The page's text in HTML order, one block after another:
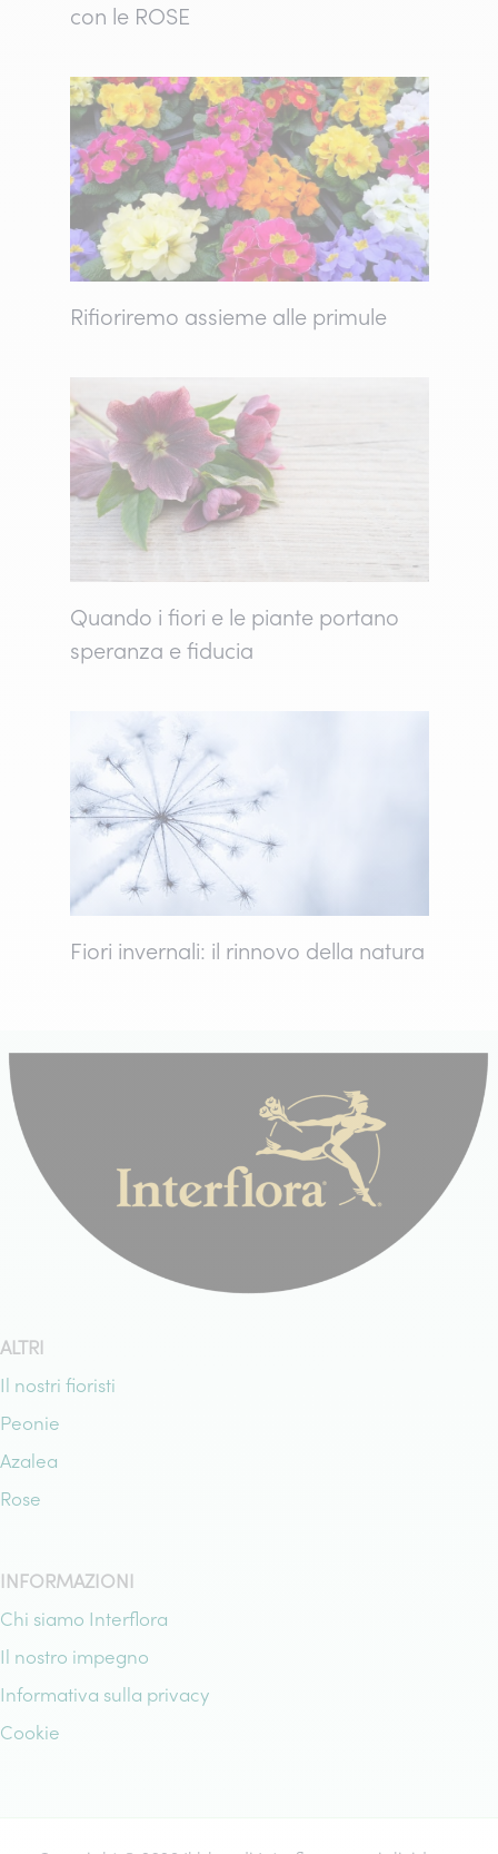
con le ROSE
Rifioriremo assieme alle primule
Quando i fiori e le piante portano
speranza e fiducia
Fiori invernali: il rinnovo della natura
ALTRI
Il nostri fioristi
Peonie
Azalea
Rose
INFORMAZIONI
Chi siamo Interflora
Il nostro impegno
Informativa sulla privacy
Cookie